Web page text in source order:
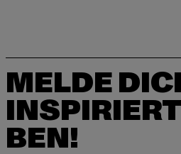
MELDE
BEN!